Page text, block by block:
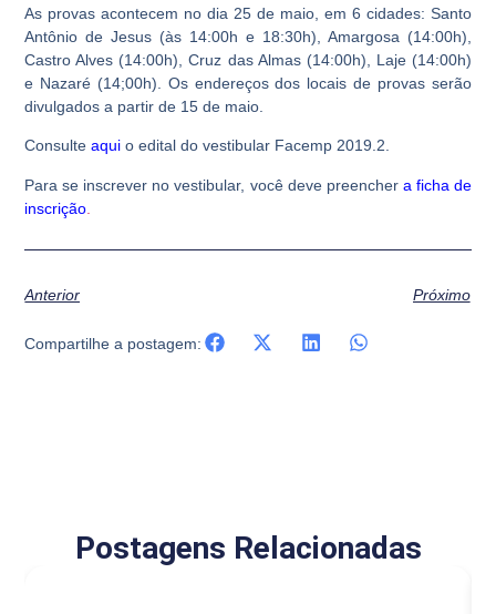
As provas acontecem no dia 25 de maio, em 6 cidades: Santo
Antônio de Jesus (às 14:00h e 18:30h), Amargosa (14:00h),
Castro Alves (14:00h), Cruz das Almas (14:00h), Laje (14:00h)
e Nazaré (14;00h). Os endereços dos locais de provas serão
divulgados a partir de 15 de maio.
Consulteaqui o edital do vestibular Facemp 2019.2.
Para se inscrever no vestibular, você deve preencher a ficha de
inscrição
Anterior Próximo
Compartilhe a postagem:
Postagens Relacionadas